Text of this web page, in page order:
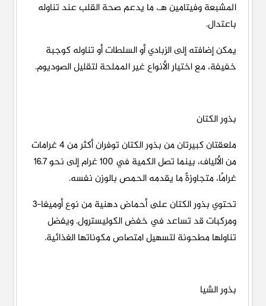
المشبعة وفيتامين هـ، ما يدعم صحة القلب عند تناوله
باعتدال.
يمكن إضافته إلى الزبادي أو السلطات أو تناوله كوجبة
خفيفة، مع اختيار الأنواع غير المملحة لتقليل الصوديوم.
بذور الكتان
ملعقتان كبيرتان من بذور الكتان توفران أكثر من 4 غرامات
من الألياف، بينما تصل الكمية في 100 غرام إلى نحو 16.7
غرامًا، متجاوزةً ما يقدمه الحمص بالوزن نفسه.
تحتوي بذور الكتان على أحماض دهنية من نوع أوميغا-3
ومركبات قد تساعد في خفض الكوليسترول. ويفضل
تناولها مطحونة لتسهيل امتصاص مكوناتها الغذائية.
بذور الشيا